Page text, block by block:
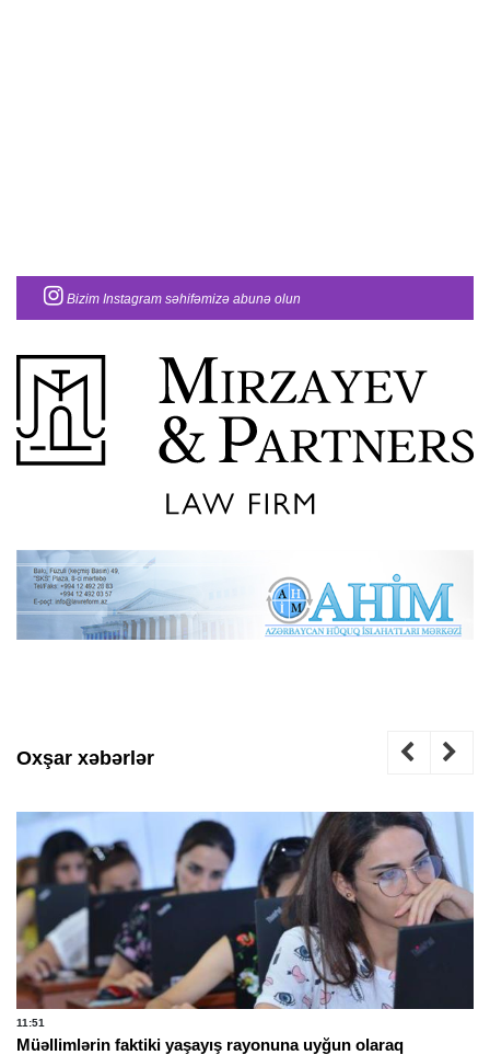
Bizim Instagram səhifəmizə abunə olun
Oxşar xəbərlər
11:51
Müəllimlərin faktiki yaşayış rayonuna uyğun olaraq